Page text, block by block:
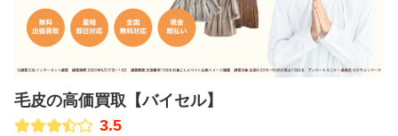
毛皮の高価買取【バイセル】
3.5